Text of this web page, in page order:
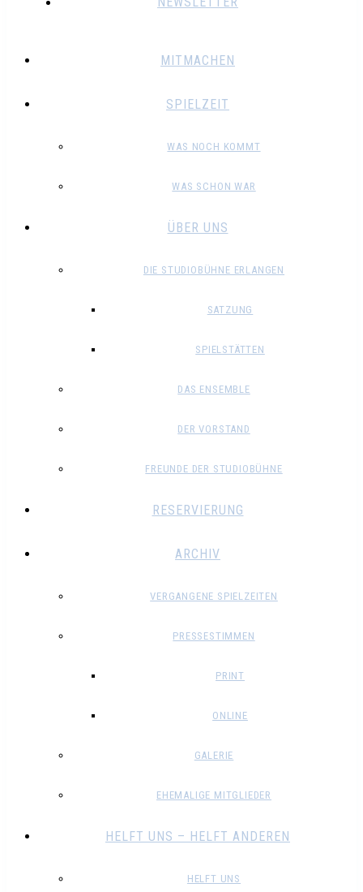
MITMACHEN
SPIELZEIT
WAS NOCH KOMMT
WAS SCHON WAR
ÜBER UNS
DIE STUDIOBÜHNE ERLANGEN
SATZUNG
SPIELSTÄTTEN
DAS ENSEMBLE
DER VORSTAND
FREUNDE DER STUDIOBÜHNE
RESERVIERUNG
ARCHIV
VERGANGENE SPIELZEITEN
PRESSESTIMMEN
PRINT
ONLINE
GALERIE
EHEMALIGE MITGLIEDER
HELFT UNS – HELFT ANDEREN
HELFT UNS